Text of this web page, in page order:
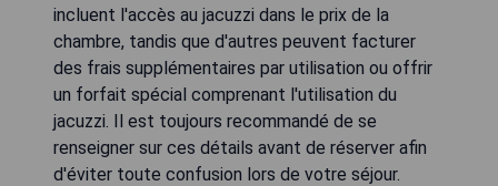
incluent l'accès au jacuzzi dans le prix de la
chambre, tandis que d'autres peuvent facturer
des frais supplémentaires par utilisation ou offrir
un forfait spécial comprenant l'utilisation du
jacuzzi. Il est toujours recommandé de se
renseigner sur ces détails avant de réserver afin
d'éviter toute confusion lors de votre séjour.